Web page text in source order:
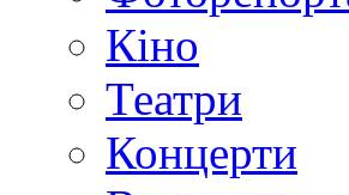
Кіно
Театри
Концерти